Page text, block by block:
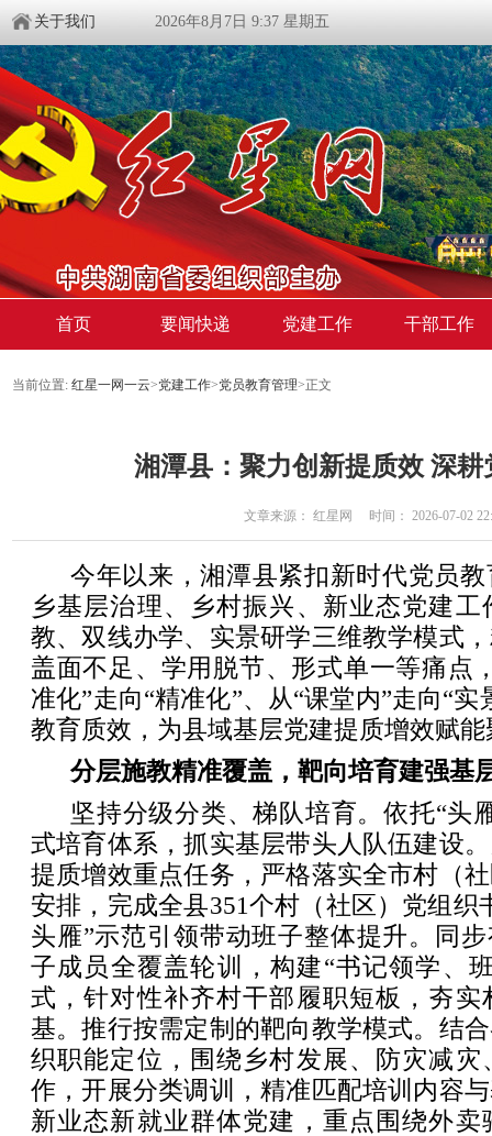
关于我们 2026年8月7日 9:37 星期五
首页 要闻快递 党建工作 干部工作
当前位置: 红星一网一云>党建工作>党员教育管理>正文
湘潭县：聚力创新提质效 深耕
文章来源： 红星网 时间： 2026-07-02
今年以来，湘潭县紧扣新时代党员
乡基层治理、乡村振兴、新业态党建
教、双线办学、实景研学三维教学模式
盖面不足、学用脱节、形式单一等痛点
准化”走向“精准化”、从“课堂内”走向“
教育质效，为县域基层党建提质增效赋能
分层施教精准覆盖，靶向培育建强基
坚持分级分类、梯队培育。依托“头
式培育体系，抓实基层带头人队伍建设
提质增效重点任务，严格落实全市村（
安排，完成全县351个村（社区）党组织
头雁”示范引领带动班子整体提升。同
子成员全覆盖轮训，构建“书记领学、
式，针对性补齐村干部履职短板，夯实
基。推行按需定制的靶向教学模式。结
织职能定位，围绕乡村发展、防灾减灾
作，开展分类调训，精准匹配培训内容
新业态新就业群体党建，重点围绕外卖